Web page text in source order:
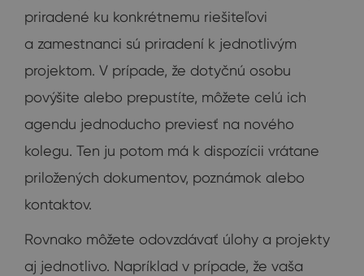
priradené ku konkrétnemu riešiteľovi
a zamestnanci sú priradení k jednotlivým
projektom. V prípade, že dotyčnú osobu
povýšite alebo prepustíte, môžete celú ich
agendu jednoducho previesť na nového
kolegu. Ten ju potom má k dispozícii vrátane
priložených dokumentov, poznámok alebo
kontaktov.
Rovnako môžete odovzdávať úlohy a projekty
aj jednotlivo. Napríklad v prípade, že vaša